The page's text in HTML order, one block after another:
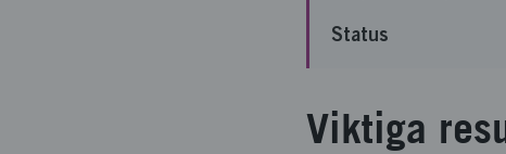
Status
Viktiga